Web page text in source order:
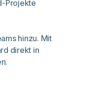
Projekte
hinzu. Mit
direkt in